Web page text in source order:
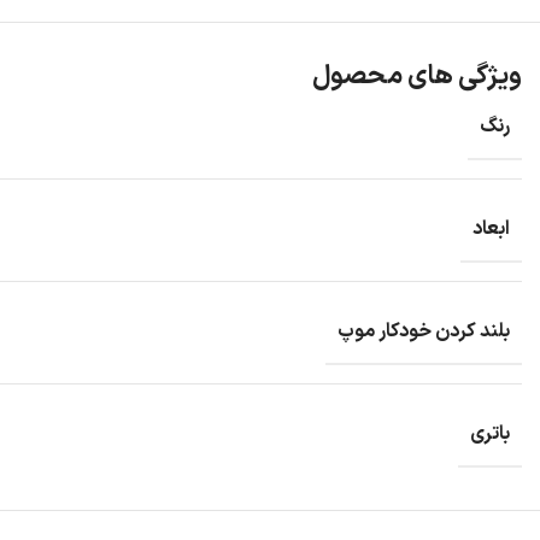
ویژگی های محصول
رنگ
ابعاد
بلند کردن خودکار موپ
باتری